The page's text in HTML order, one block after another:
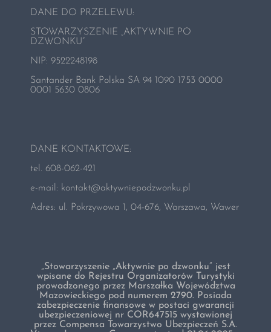
DANE DO PRZELEWU:
STOWARZYSZENIE „AKTYWNIE PO
DZWONKU”
NIP: 9522248198
Santander Bank Polska SA 94 1090 1753 0000
0001 5630 0806
DANE KONTAKTOWE:
tel. 608-062-421
e-mail: kontakt@aktywniepodzwonku.pl
Adres: ul. Pokrzywowa 1, 04-676, Warszawa, Wawer
„Stowarzyszenie „Aktywnie po dzwonku” jest
wpisane do Rejestru Organizatorów Turystyki
prowadzonego przez Marszałka Województwa
Mazowieckiego pod numerem 2790. Posiada
zabezpieczenie finansowe w postaci gwarancji
ubezpieczeniowej nr COR647515 wystawionej
przez Compensa Towarzystwo Ubezpieczeń S.A.